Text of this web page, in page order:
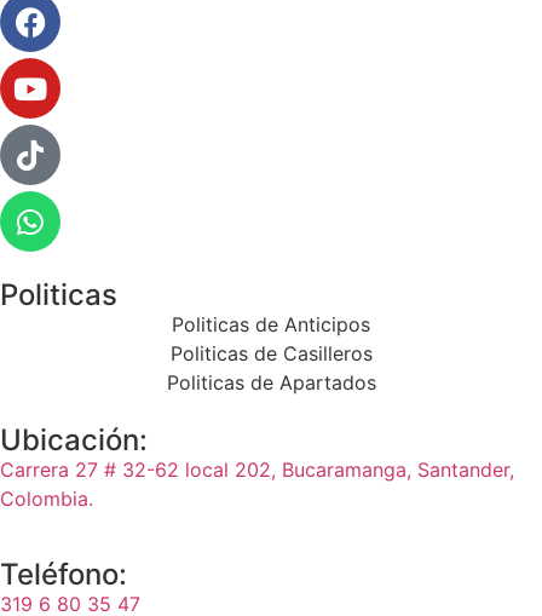
Politicas
Politicas de Anticipos
Politicas de Casilleros
Politicas de Apartados
Ubicación:
Carrera 27 # 32-62 local 202, Bucaramanga, Santander,
Colombia.
Teléfono:
319 6 80 35 47